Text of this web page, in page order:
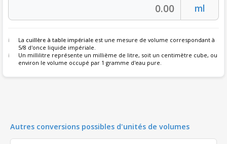
La cuillère à table impériale est une mesure de volume correspondant à
5/8 d'once liquide impériale.
Un millilitre représente un millième de litre, soit un centimètre cube, ou
environ le volume occupé par 1 gramme d'eau pure.
Autres conversions possibles d'unités de volumes